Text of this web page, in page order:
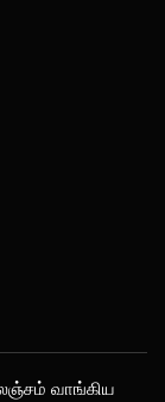
லஞ்சம் வாங்கிய